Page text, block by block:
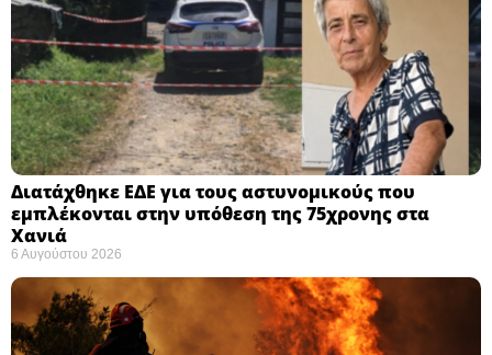
Διατάχθηκε ΕΔΕ για τους αστυνομικούς που
εμπλέκονται στην υπόθεση της 75χρονης στα
Χανιά
6 Αυγούστου 2026